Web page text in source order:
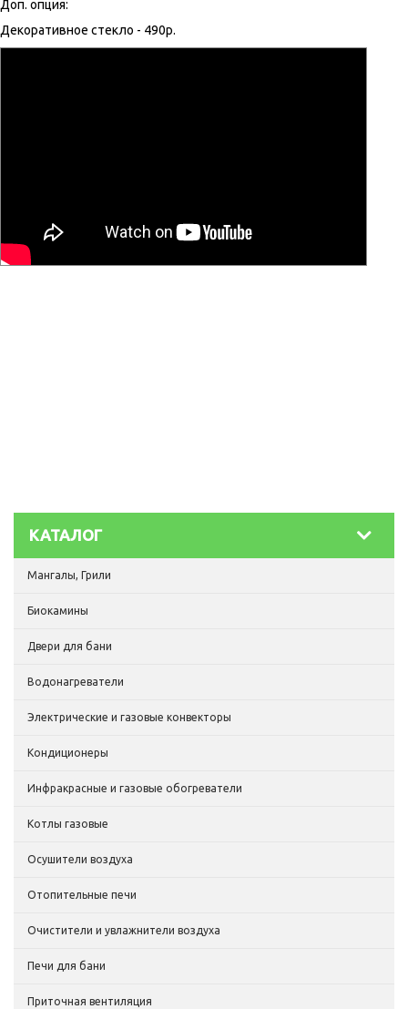
Доп. опция:
Декоративное стекло - 490р.
КАТАЛОГ
Мангалы, Грили
Биокамины
Двери для бани
Водонагреватели
Электрические и газовые конвекторы
Кондиционеры
Инфракрасные и газовые обогреватели
Котлы газовые
Осушители воздуха
Отопительные печи
Очистители и увлажнители воздуха
Печи для бани
Приточная вентиляция